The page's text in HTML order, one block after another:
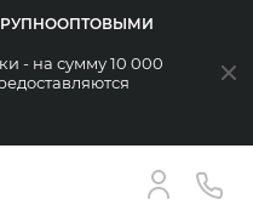
- на сумму 10 000